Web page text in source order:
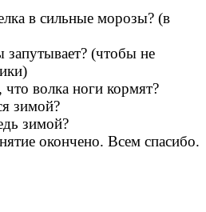
в сильные морозы? (в
запутывает? (чтобы не
волка ноги кормят?
зимой?
зимой?
окончено. Всем спасибо.